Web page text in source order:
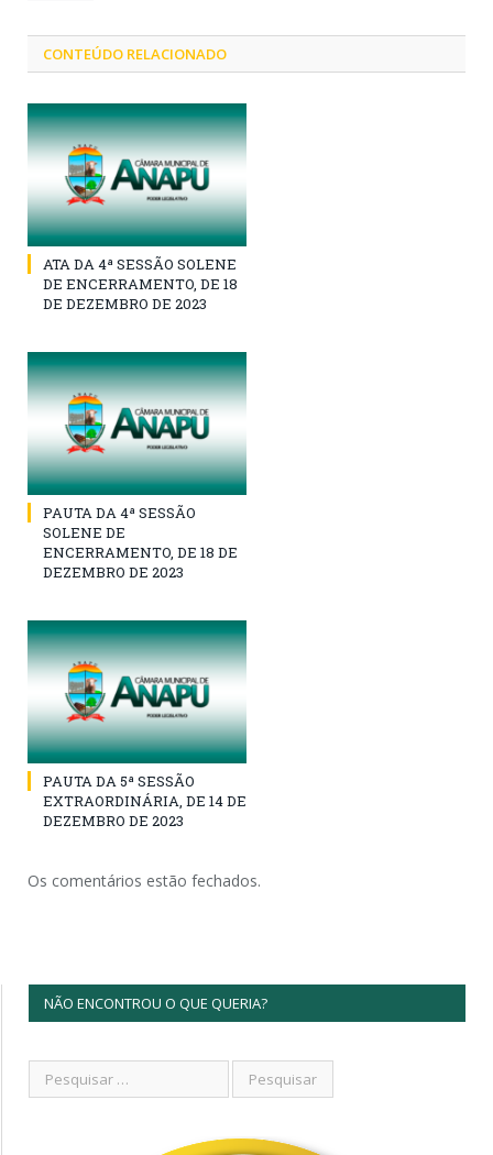
CONTEÚDO RELACIONADO
ATA DA 4ª SESSÃO SOLENE
DE ENCERRAMENTO, DE 18
DE DEZEMBRO DE 2023
PAUTA DA 4ª SESSÃO
SOLENE DE
ENCERRAMENTO, DE 18 DE
DEZEMBRO DE 2023
PAUTA DA 5ª SESSÃO
EXTRAORDINÁRIA, DE 14 DE
DEZEMBRO DE 2023
Os comentários estão fechados.
NÃO ENCONTROU O QUE QUERIA?